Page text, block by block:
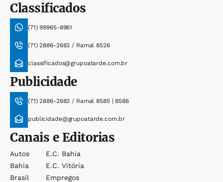
Classificados
(71) 99965-8961
(71) 2886-2683 / Ramal 8526
classificados@grupoatarde.com.br
Publicidade
(71) 2886-2683 / Ramal 8585 | 8586
publicidade@grupoatarde.com.br
Canais e Editorias
Autos
Bahia
Brasil
E.c. Bahia
E.c. Vitória
Empregos